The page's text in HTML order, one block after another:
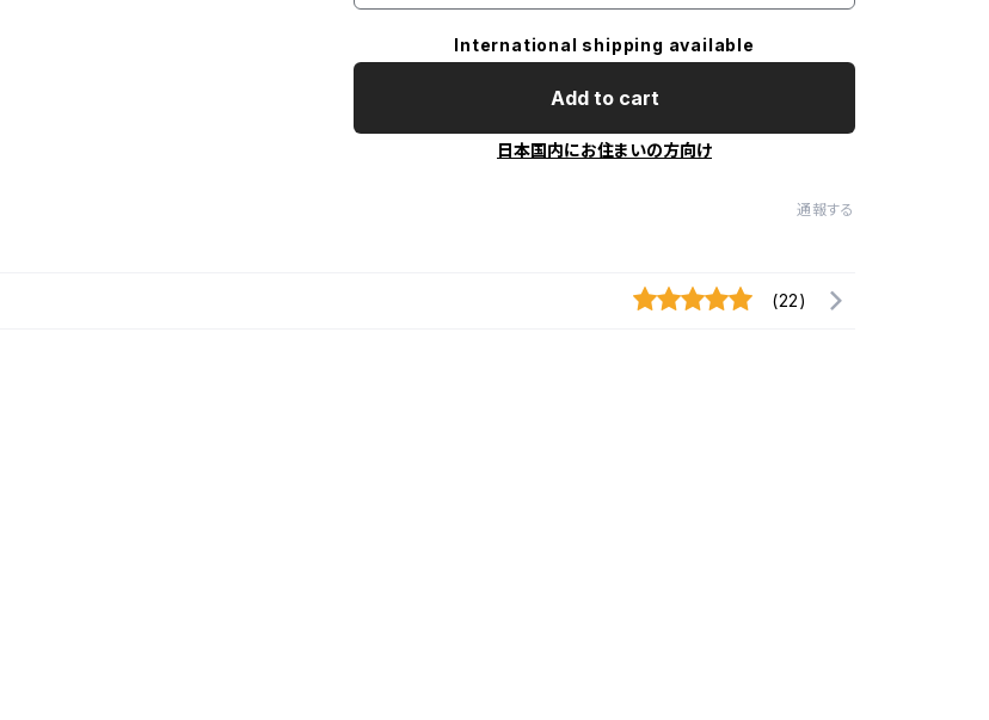
International shipping available
Add to cart
日本国内にお住まいの方向け
通報する
(22)